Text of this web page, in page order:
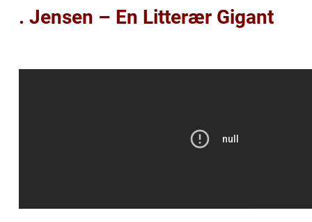
. Jensen – En Litterær Gigant